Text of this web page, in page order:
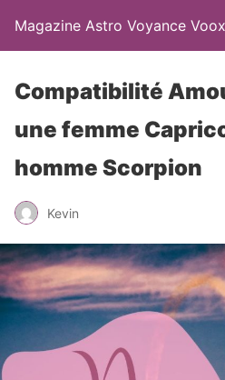
Magazine Astro Voyance
Compatibilité
une femme
homme Scorpion
Kevin